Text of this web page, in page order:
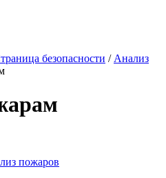
безопасности / Анализ
пожаров